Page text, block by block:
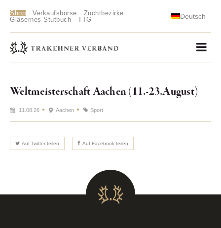
Shop Verkaufsbörse
Zuchtbezirke
Gläsernes Stutbuch
TTG Deutsch
Weltmeisterschaft Aachen (11.-23.August)
11.08.26 Aachen Sport
Auf Twitter teilen Auf Facebook teilen